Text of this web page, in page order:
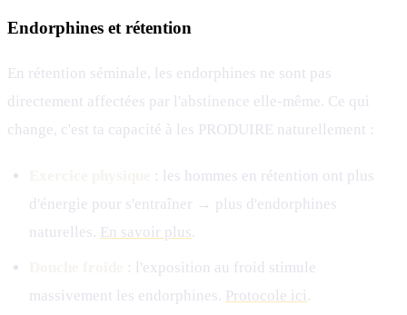
Endorphines et rétention
En rétention séminale, les endorphines ne sont pas
directement affectées par l'abstinence elle-même. Ce qui
change, c'est ta capacité à les PRODUIRE naturellement :
: les hommes en rétention ont plus
d'énergie pour s'entraîner → plus d'endorphines
naturelles. En savoir plus.
: l'exposition au froid stimule
massivement les endorphines. Protocole ici .